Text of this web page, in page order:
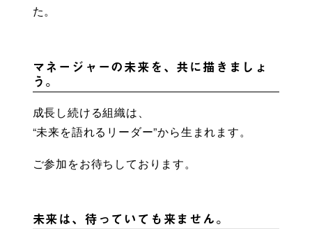
た。
マネージャーの未来を、共に描きましょ
う。
成長し続ける組織は、
“未来を語れるリーダー”から生まれます。
ご参加をお待ちしております。
未来は、待っていても来ません。